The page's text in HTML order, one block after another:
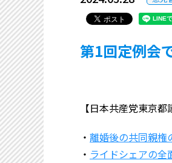
第1回定例会
【日本共産党東京
・ 離婚後の共同親権
・ ライドシェアの全